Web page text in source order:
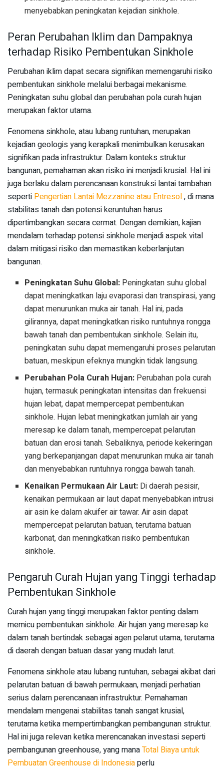
menyebabkan peningkatan kejadian sinkhole.
Peran Perubahan Iklim dan Dampaknya
terhadap Risiko Pembentukan Sinkhole
Perubahan iklim dapat secara signifikan memengaruhi risiko
pembentukan sinkhole melalui berbagai mekanisme.
Peningkatan suhu global dan perubahan pola curah hujan
merupakan faktor utama.
Fenomena sinkhole, atau lubang runtuhan, merupakan
kejadian geologis yang kerapkali menimbulkan kerusakan
signifikan pada infrastruktur. Dalam konteks struktur
bangunan, pemahaman akan risiko ini menjadi krusial. Hal ini
juga berlaku dalam perencanaan konstruksi lantai tambahan
seperti Pengertian Lantai Mezzanine atau Entresol, di mana
stabilitas tanah dan potensi keruntuhan harus
dipertimbangkan secara cermat. Dengan demikian, kajian
mendalam terhadap potensi sinkhole menjadi aspek vital
dalam mitigasi risiko dan memastikan keberlanjutan
bangunan.
Peningkatan Suhu Global: Peningkatan suhu global
dapat meningkatkan laju evaporasi dan transpirasi, yang
dapat menurunkan muka air tanah. Hal ini, pada
gilirannya, dapat meningkatkan risiko runtuhnya rongga
bawah tanah dan pembentukan sinkhole. Selain itu,
peningkatan suhu dapat memengaruhi proses pelarutan
batuan, meskipun efeknya mungkin tidak langsung.
Perubahan Pola Curah Hujan: Perubahan pola curah
hujan, termasuk peningkatan intensitas dan frekuensi
hujan lebat, dapat mempercepat pembentukan
sinkhole. Hujan lebat meningkatkan jumlah air yang
meresap ke dalam tanah, mempercepat pelarutan
batuan dan erosi tanah. Sebaliknya, periode kekeringan
yang berkepanjangan dapat menurunkan muka air tanah
dan menyebabkan runtuhnya rongga bawah tanah.
Kenaikan Permukaan Air Laut: Di daerah pesisir,
kenaikan permukaan air laut dapat menyebabkan intrusi
air asin ke dalam akuifer air tawar. Air asin dapat
mempercepat pelarutan batuan, terutama batuan
karbonat, dan meningkatkan risiko pembentukan
sinkhole.
Pengaruh Curah Hujan yang Tinggi terhadap
Pembentukan Sinkhole
Curah hujan yang tinggi merupakan faktor penting dalam
memicu pembentukan sinkhole. Air hujan yang meresap ke
dalam tanah bertindak sebagai agen pelarut utama, terutama
di daerah dengan batuan dasar yang mudah larut.
Fenomena sinkhole atau lubang runtuhan, sebagai akibat dari
pelarutan batuan di bawah permukaan, menjadi perhatian
serius dalam perencanaan infrastruktur. Pemahaman
mendalam mengenai stabilitas tanah sangat krusial,
terutama ketika mempertimbangkan pembangunan struktur.
Hal ini juga relevan ketika merencanakan investasi seperti
pembangunan greenhouse, yang manaTotal Biaya untuk
Pembuatan Greenhouse di Indonesiaperlu